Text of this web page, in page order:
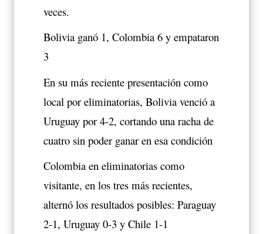
veces.
Bolivia ganó 1, Colombia 6 y empataron
3
En su más reciente presentación como
local por eliminatorias, Bolivia venció a
Uruguay por 4-2, cortando una racha de
cuatro sin poder ganar en esa condición
Colombia en eliminatorias como
visitante, en los tres más recientes,
alternó los resultados posibles: Paraguay
2-1, Uruguay 0-3 y Chile 1-1